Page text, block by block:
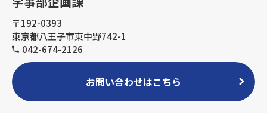
〒192-0393
東京都八王子市東中野742-1
042-674-2126
お問い合わせはこちら